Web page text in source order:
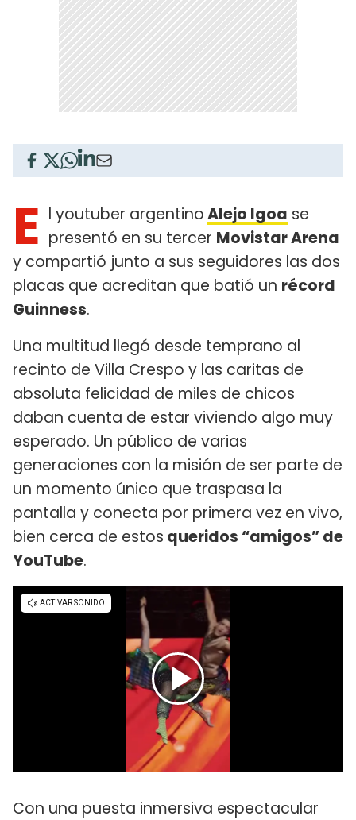
E l youtuber argentinoAlejo Igoa se
presentó en su tercer Movistar Arena
y compartió junto a sus seguidores las dos
placas que acreditan que batió un récord
Guinness.
Una multitud llegó desde temprano al
recinto de Villa Crespo y las caritas de
absoluta felicidad de miles de chicos
daban cuenta de estar viviendo algo muy
esperado. Un público de varias
generaciones con la misión de ser parte de
un momento único que traspasa la
pantalla y conecta por primera vez en vivo,
bien cerca de estos queridos “amigos” de
YouTube.
Con una puesta inmersiva espectacular